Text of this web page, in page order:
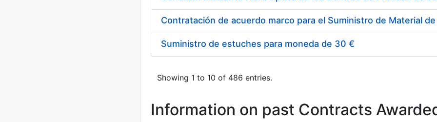
Suministro de estuches para moneda de 30 €
Showing 1 to 10 of 486 entries.
Information on past Contracts